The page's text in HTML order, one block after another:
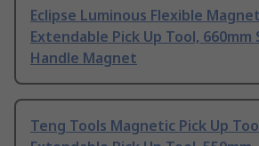
Eclipse Luminous Flexible
Extendable Pick Up Tool,
Handle Magnet
Teng Tools Magnetic Pick Up